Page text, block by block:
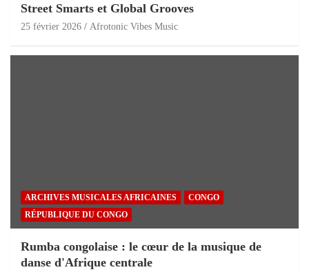
Street Smarts et Global Grooves
25 février 2026 Afrotonic Vibes Music
ARCHIVES MUSICALES AFRICAINES
CONGO
RÉPUBLIQUE DU CONGO
Rumba congolaise : le cœur de la musique de
danse d'Afrique centrale